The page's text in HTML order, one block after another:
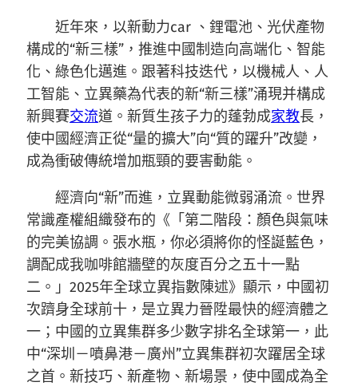
近年來，以新動力car 、鋰電池、光伏產物
構成的“新三樣”，推進中國制造向高端化、智能
化、綠色化邁進。跟著科技迭代，以機械人、人
工智能、立異藥為代表的新“新三樣”涌現并構成
新興賽交流道。新質生孩子力的蓬勃成家教長，
使中國經濟正從“量的擴大”向“質的躍升”改變，
成為衝破傳統增加瓶頸的要害動能。
經濟向“新”而進，立異動能微弱涌流。世界
常識產權組織發布的《「第二階段：顏色與氣味
的完美協調。張水瓶，你必須將你的怪誕藍色，
調配成我咖啡館牆壁的灰度百分之五十一點
二。」2025年全球立異指數陳述》顯示，中國初
次躋身全球前十，是立異力晉陞最快的經濟體之
一；中國的立異集群多少數字排名全球第一，此
中“深圳－噴鼻港－廣州”立異集群初次躍居全球
之首。新技巧、新產物、新場景，使中國成為全